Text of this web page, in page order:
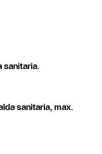
sanitaria.
sanitaria, max.